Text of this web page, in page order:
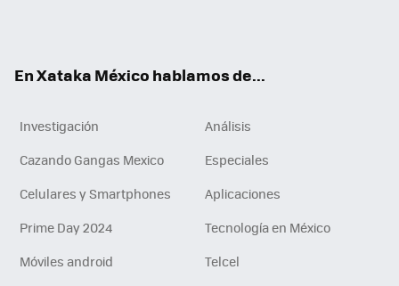
En Xataka México hablamos de...
Investigación
Análisis
Cazando Gangas Mexico
Especiales
Celulares y Smartphones
Aplicaciones
Prime Day 2024
Tecnología en México
Móviles android
Telcel